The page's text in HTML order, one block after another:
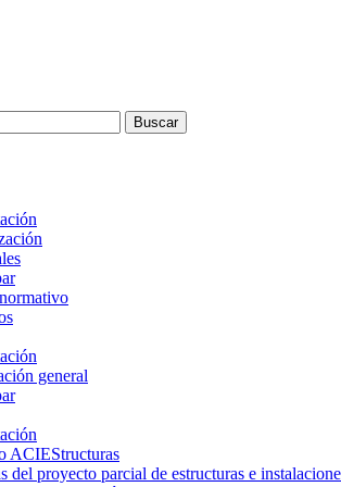
Buscar
general
ACIEStructuras
del proyecto parcial de estructuras e